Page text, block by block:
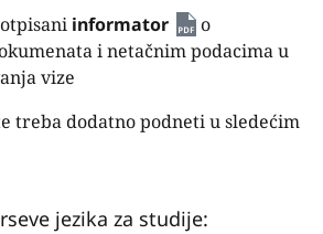
informator
o
i netačnim podacima u
vize
treba dodatno podneti u sledećim
jezika za studije: